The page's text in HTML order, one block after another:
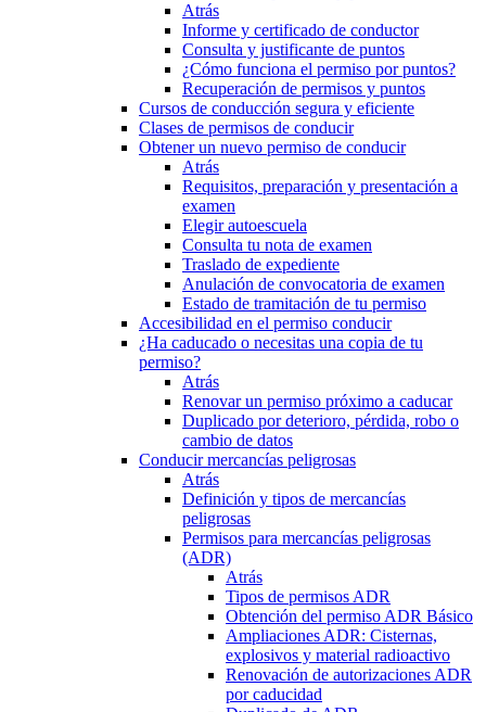
Atrás
Informe y certificado de conductor
Consulta y justificante de puntos
¿Cómo funciona el permiso por puntos?
Recuperación de permisos y puntos
Cursos de conducción segura y eficiente
Clases de permisos de conducir
Obtener un nuevo permiso de conducir
Atrás
Requisitos, preparación y presentación a
examen
Elegir autoescuela
Consulta tu nota de examen
Traslado de expediente
Anulación de convocatoria de examen
Estado de tramitación de tu permiso
Accesibilidad en el permiso conducir
¿Ha caducado o necesitas una copia de tu
permiso?
Atrás
Renovar un permiso próximo a caducar
Duplicado por deterioro, pérdida, robo o
cambio de datos
Conducir mercancías peligrosas
Atrás
Definición y tipos de mercancías
peligrosas
Permisos para mercancías peligrosas
(ADR)
Atrás
Tipos de permisos ADR
Obtención del permiso ADR Básico
Ampliaciones ADR: Cisternas,
explosivos y material radioactivo
Renovación de autorizaciones ADR
por caducidad